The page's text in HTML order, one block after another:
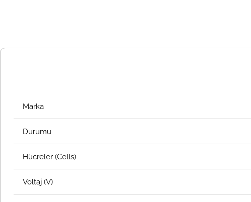
Marka
Durumu
Hücreler (Cells)
Voltaj (V)